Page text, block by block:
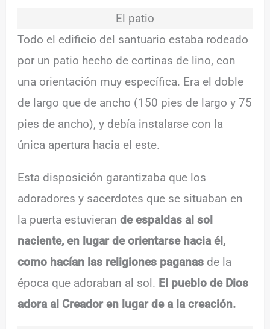
El patio
Todo el edificio del santuario estaba rodeado
por un patio hecho de cortinas de lino, con
una orientación muy específica. Era el doble
de largo que de ancho (150 pies de largo y 75
pies de ancho), y debía instalarse con la
única apertura hacia el este.
Esta disposición garantizaba que los
adoradores y sacerdotes que se situaban en
la puerta estuvierande espaldas al sol
naciente, en lugar de orientarse hacia él,
como hacían las religiones paganas de la
época que adoraban al sol. El pueblo de Dios
adora al Creador en lugar de a la creación.